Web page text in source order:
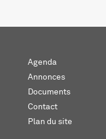
Agenda
Annonces
Documents
Contact
Plan du site